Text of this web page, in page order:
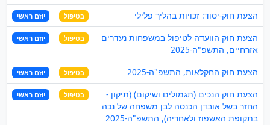
הצעת חוק-יסוד: זכויות בהליך פלילי בטיפול יוזם ראשי
הצעת חוק הוועדה לטיפול במשפחות נעדרים
אזרחיים, התשפ"ה-2025
בטיפול יוזם ראשי
הצעת חוק החקלאות, התשפ"ה-2025 בטיפול יוזם ראשי
הצעת חוק הנכים (תגמולים ושיקום) (תיקון -
החזר בשל אובדן הכנסה לבן משפחה של נכה
בתקופת האשפוז ולאחריה), התשפ"ה-2025
בטיפול יוזם ראשי